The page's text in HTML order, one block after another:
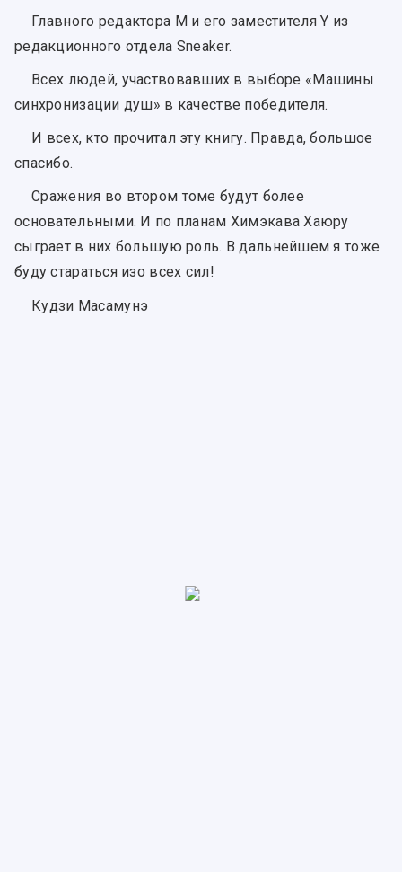
Главного редактора M и его заместителя Y из
редакционного отдела Sneaker.
Всех людей, участвовавших в выборе «Машины
синхронизации душ» в качестве победителя.
И всех, кто прочитал эту книгу. Правда, большое
спасибо.
Сражения во втором томе будут более
основательными. И по планам Химэкава Хаюру
сыграет в них большую роль. В дальнейшем я тоже
буду стараться изо всех сил!
Кудзи Масамунэ